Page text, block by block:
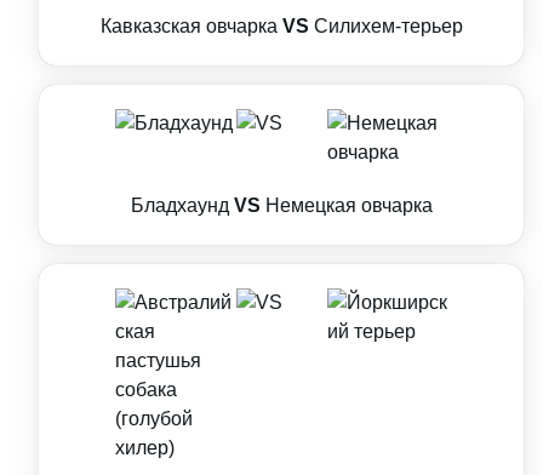
Кавказская овчарка VS Силихем-терьер
Бладхаунд VS Немецкая овчарка